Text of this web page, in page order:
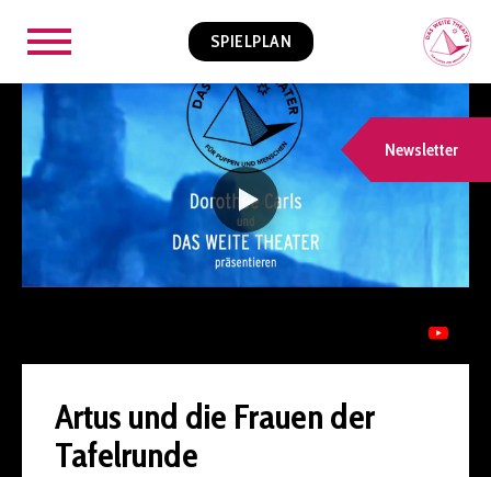
SPIELPLAN
Newsletter
Artus und die Frauen der
Tafelrunde